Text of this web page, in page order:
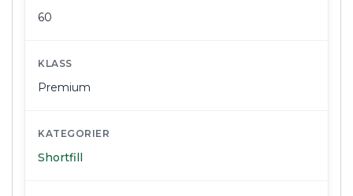
60
KLASS
Premium
KATEGORIER
Shortfill